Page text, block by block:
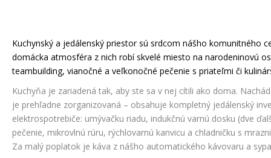
Kuchynský a jedálenský priestor sú srdcom nášho komunitného
domácka atmosféra z nich robí skvelé miesto na narodeninovú
teambuilding, vianočné a veľkonočné pečenie s priateľmi či
Kuchyňa je zariadená tak, aby ste sa v nej cítili ako doma.
je prehľadne zorganizovaná – obsahuje kompletný jedálenský
elektrospotrebiče: umývačku riadu, indukčnú varnú dosku (dve
pečenie, mikrovlnú rúru, rýchlovarnú kanvicu a chladničku s
Za malý poplatok je káva z nášho automatického kávovaru a